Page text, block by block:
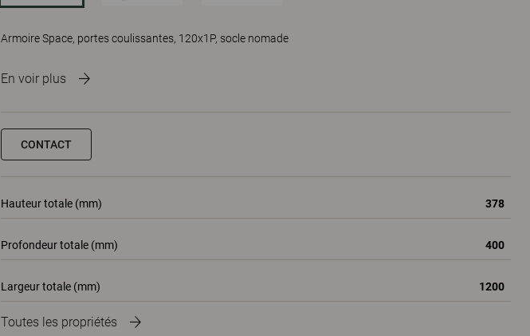
Armoire Space, portes coulissantes, 120x1P, socle nomade
En voir plus
CONTACT
Hauteur totale (mm) 378
Profondeur totale (mm) 400
Largeur totale (mm) 1200
Toutes les propriétés